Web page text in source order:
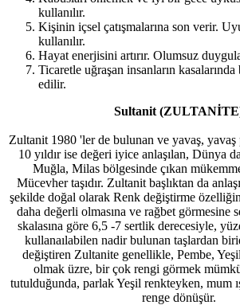
kullanılır.
Kişinin içsel çatışmalarına son verir.
kullanılır.
Hayat enerjisini artırır. Olumsuz
Ticaretle uğraşan insanların
edilir.
Sultanit
Zultanit 1980 'ler de bulunan ve yavaş, yavaş
10 yıldır ise değeri iyice anlaşılan, Dünya
Muğla, Milas bölgesinde çıkan
Mücevher taşıdır. Zultanit başlıktan da
şekilde doğal olarak Renk değiştirme
daha değerli olmasına ve rağbet görmesine
skalasına göre 6,5 -7 sertlik derecesiyle,
kullanaılabilen nadir bulunan taşlardan
değiştiren Zultanite genellikle, Pembe,
olmak üzre, bir çok rengi görmek
tutulduğunda, parlak Yeşil renkteyken, mum
renge dönüşür.